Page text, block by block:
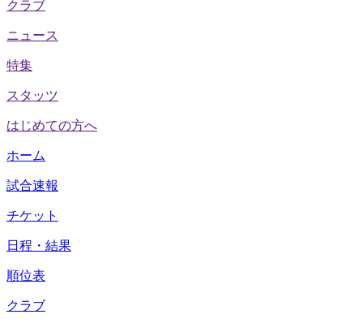
クラブ
ニュース
特集
スタッツ
はじめての方へ
ホーム
試合速報
チケット
日程・結果
順位表
クラブ